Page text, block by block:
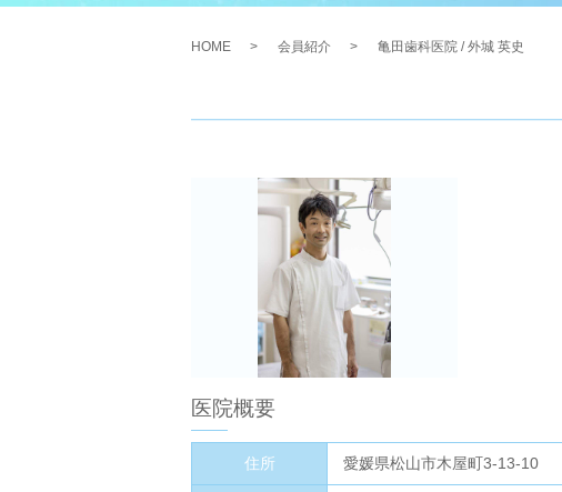
HOME 会員紹介 亀田歯科医院 / 外城 英史
医院概要
住所 愛媛県松山市木屋町3-13-10